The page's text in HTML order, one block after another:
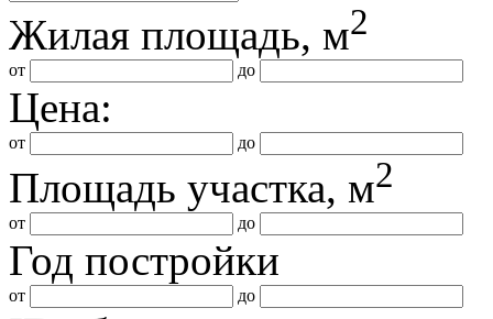
Жилая площадь, м2
от до
Цена:
от до
Площадь участка, м2
от до
Год постройки
от до